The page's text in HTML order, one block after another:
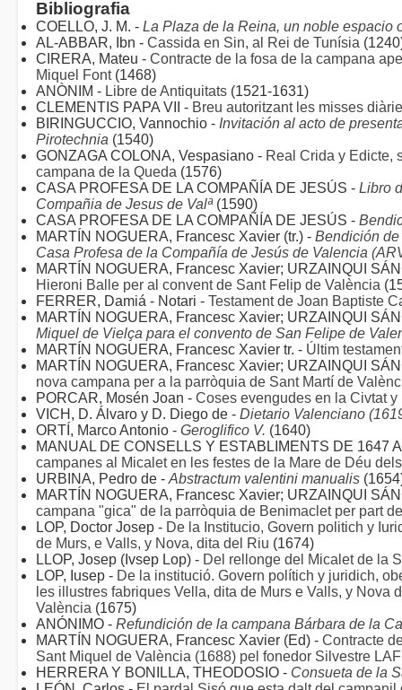
Bibliografia
COELLO, J. M. - La Plaza de la Reina, un noble espacio
AL-ABBAR, Ibn - Cassida en Sin, al Rei de Tunísia
CIRERA, Mateu - Contracte de la fosa de la campana
Miquel Font(1468)
ANÒNIM - Libre de Antiquitats (1521-1631)
CLEMENTIS PAPA VII - Breu autoritzant les misses
BIRINGUCCIO, Vannochio - Invitación al acto de
Pirotechnia (1540)
GONZAGA COLONA, Vespasiano - Real Crida y Edicte,
campana de la Queda (1576)
CASA PROFESA DE LA COMPAÑÍA DE JESÚS - Libro
Compañia de Jesus de Valª(1590)
CASA PROFESA DE LA COMPAÑÍA DE JESÚS -
MARTÍN NOGUERA, Francesc Xavier (tr.) - Bendición
Casa Profesa de la Compañía de Jesús de Valencia
MARTÍN NOGUERA, Francesc Xavier; URZAINQUI
Hieroni Balle per al convent de Sant Felip de València
FERRER, Damiá - Notari - Testament de Joan Baptiste
MARTÍN NOGUERA, Francesc Xavier; URZAINQUI
Miquel de Vielça para el convento de San Felipe de
MARTÍN NOGUERA, Francesc Xavier tr. - Últim
MARTÍN NOGUERA, Francesc Xavier; URZAINQUI
nova campana per a la parròquia de Sant Martí de
PORCAR, Mosén Joan - Coses evengudes en la Civtat
VICH, D. Álvaro y D. Diego de - Dietario Valenciano
ORTÍ, Marco Antonio - Geroglifico V. (1640)
MANUAL DE CONSELLS Y ESTABLIMENTS DE 1647
campanes al Micalet en les festes de la Mare de Déu
URBINA, Pedro de - Abstractum valentini manualis
MARTÍN NOGUERA, Francesc Xavier; URZAINQUI
campana "gica" de la parròquia de Benimaclet per part
LOP, Doctor Josep - De la Institucio, Govern politich y
de Murs, e Valls, y Nova, dita del Riu (1674)
LLOP, Josep (Ivsep Lop) - Del rellonge del Micalet de la
LOP, Iusep - De la institució. Govern polítich y juridich,
les illustres fabriques Vella, dita de Murs e Valls, y
València (1675)
ANÓNIMO - Refundición de la campana Bárbara de la
MARTÍN NOGUERA, Francesc Xavier (Ed) - Contracte
Sant Miquel de València (1688) pel fonedor Silvestre
HERRERA Y BONILLA, THEODOSIO - Consueta de la